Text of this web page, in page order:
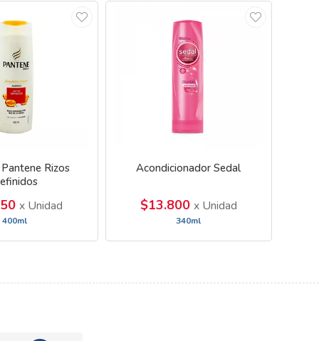
Rizos
x Unidad
400ml
Acondicionador Sedal
$13.800 x Unidad
340ml